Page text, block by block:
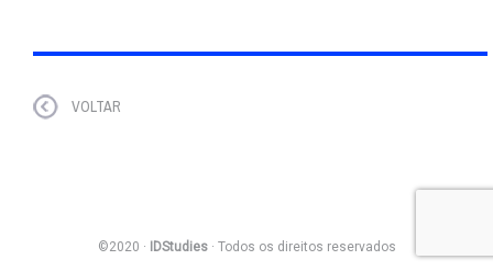
VOLTAR
©2020 · IDStudies· Todos os direitos reservados